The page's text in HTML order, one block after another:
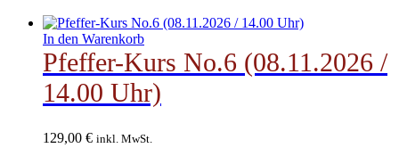
In den Warenkorb
Pfeffer-Kurs No.6 (08.11.2026 /
14.00 Uhr)
129,00 € inkl. MwSt.